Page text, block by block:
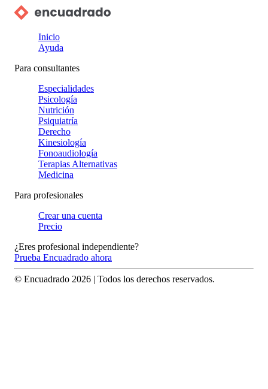
Inicio
Ayuda
Para consultantes
Especialidades
Psicología
Nutrición
Psiquiatría
Derecho
Kinesiología
Fonoaudiología
Terapias Alternativas
Medicina
Para profesionales
Crear una cuenta
Precio
¿Eres profesional independiente?
Prueba Encuadrado ahora
© Encuadrado 2026 | Todos los derechos reservados.